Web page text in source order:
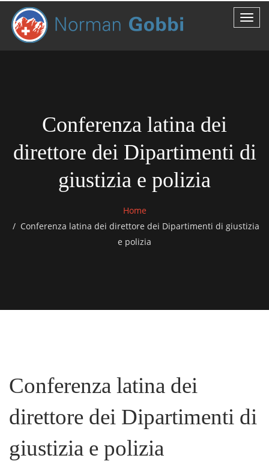
Conferenza latina dei
direttore dei Dipartimenti di
giustizia e polizia
Home
Conferenza latina dei direttore dei Dipartimenti di giustizia
e polizia
Conferenza latina dei
direttore dei Dipartimenti di
giustizia e polizia